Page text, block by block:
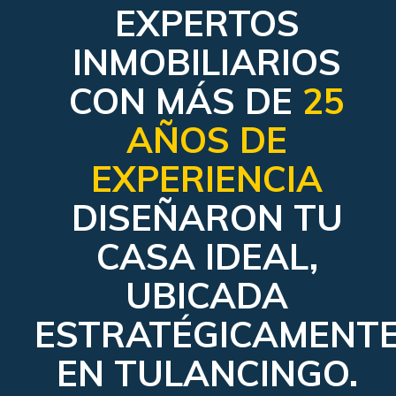
EXPERTOS
INMOBILIARIOS
CON MÁS DE 25
AÑOS DE
EXPERIENCIA
DISEÑARON TU
CASA IDEAL,
UBICADA
EN TULANCINGO.